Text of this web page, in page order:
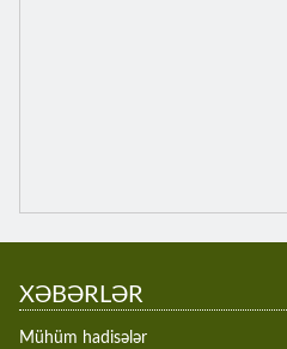
XƏBƏRLƏR
Mühüm hadisələr